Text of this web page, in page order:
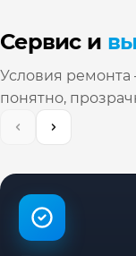
Сервис и
Условия
понятно,